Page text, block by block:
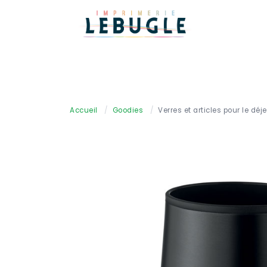
Accueil / Goodies / Verres et articles pour le